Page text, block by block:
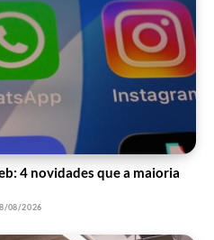
4 novidades que a maioria
08/2026